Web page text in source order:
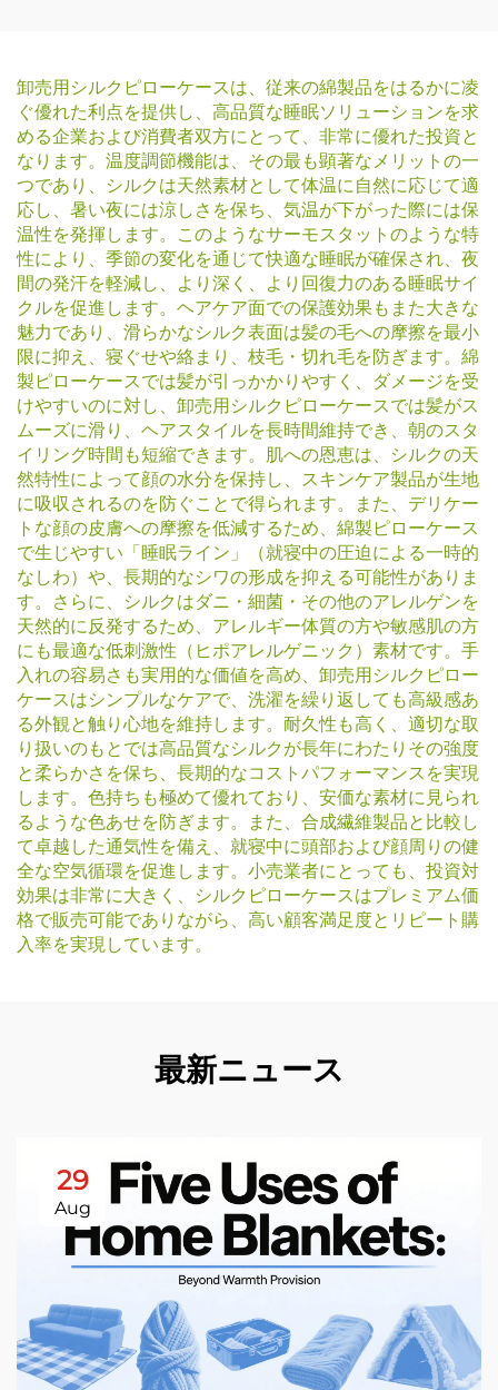
卸売用シルクピローケースは、従来の綿製品をはるかに凌
ぐ優れた利点を提供し、高品質な睡眠ソリューションを求
める企業および消費者双方にとって、非常に優れた投資と
なります。温度調節機能は、その最も顕著なメリットの一
つであり、シルクは天然素材として体温に自然に応じて適
応し、暑い夜には涼しさを保ち、気温が下がった際には保
温性を発揮します。このようなサーモスタットのような特
性により、季節の変化を通じて快適な睡眠が確保され、夜
間の発汗を軽減し、より深く、より回復力のある睡眠サイ
クルを促進します。ヘアケア面での保護効果もまた大きな
魅力であり、滑らかなシルク表面は髪の毛への摩擦を最小
限に抑え、寝ぐせや絡まり、枝毛・切れ毛を防ぎます。綿
製ピローケースでは髪が引っかかりやすく、ダメージを受
けやすいのに対し、卸売用シルクピローケースでは髪がス
ムーズに滑り、ヘアスタイルを長時間維持でき、朝のスタ
イリング時間も短縮できます。肌への恩恵は、シルクの天
然特性によって顔の水分を保持し、スキンケア製品が生地
に吸収されるのを防ぐことで得られます。また、デリケー
トな顔の皮膚への摩擦を低減するため、綿製ピローケース
で生じやすい「睡眠ライン」（就寝中の圧迫による一時的
なしわ）や、長期的なシワの形成を抑える可能性がありま
す。さらに、シルクはダニ・細菌・その他のアレルゲンを
天然的に反発するため、アレルギー体質の方や敏感肌の方
にも最適な低刺激性（ヒポアレルゲニック）素材です。手
入れの容易さも実用的な価値を高め、卸売用シルクピロー
ケースはシンプルなケアで、洗濯を繰り返しても高級感あ
る外観と触り心地を維持します。耐久性も高く、適切な取
り扱いのもとでは高品質なシルクが長年にわたりその強度
と柔らかさを保ち、長期的なコストパフォーマンスを実現
します。色持ちも極めて優れており、安価な素材に見られ
るような色あせを防ぎます。また、合成繊維製品と比較し
て卓越した通気性を備え、就寝中に頭部および顔周りの健
全な空気循環を促進します。小売業者にとっても、投資対
効果は非常に大きく、シルクピローケースはプレミアム価
格で販売可能でありながら、高い顧客満足度とリピート購
入率を実現しています。
最新ニュース
29
Aug